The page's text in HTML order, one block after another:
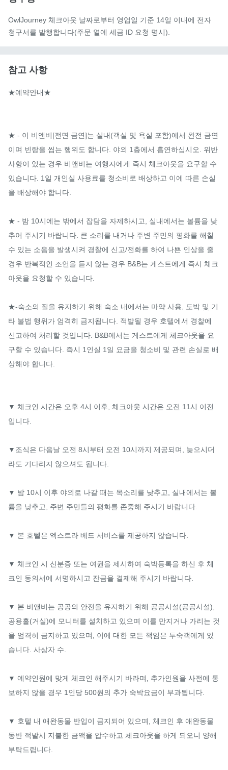
OwlJourney 체크아웃 날짜로부터 영업일 기준 14일 이내에 전자
청구서를 발행합니다(주문 열에 세금 ID 요청 명시).
참고 사항
★예약안내★
★ - 이 비앤비[전면 금연]는 실내(객실 및 욕실 포함)에서 완전 금연
이며 빈랑을 씹는 행위도 합니다. 야외 1층에서 흡연하십시오. 위반
사항이 있는 경우 비앤비는 여행자에게 즉시 체크아웃을 요구할 수
있습니다. 1일 개인실 사용료를 청소비로 배상하고 이에 따른 손실
을 배상해야 합니다.
★ - 밤 10시에는 밖에서 잡담을 자제하시고, 실내에서는 볼륨을 낮
추어 주시기 바랍니다. 큰 소리를 내거나 주변 주민의 평화를 해칠
수 있는 소음을 발생시켜 경찰에 신고/전화를 하여 나쁜 인상을 줄
경우 반복적인 조언을 듣지 않는 경우 B&B는 게스트에게 즉시 체크
아웃을 요청할 수 있습니다.
★-숙소의 질을 유지하기 위해 숙소 내에서는 마약 사용, 도박 및 기
타 불법 행위가 엄격히 금지됩니다. 적발될 경우 호텔에서 경찰에
신고하여 처리할 것입니다. B&B에서는 게스트에게 체크아웃을 요
구할 수 있습니다. 즉시 1인실 1일 요금을 청소비 및 관련 손실로 배
상해야 합니다.
▼ 체크인 시간은 오후 4시 이후, 체크아웃 시간은 오전 11시 이전
입니다.
▼조식은 다음날 오전 8시부터 오전 10시까지 제공되며, 늦으시더
라도 기다리지 않으셔도 됩니다.
▼ 밤 10시 이후 야외로 나갈 때는 목소리를 낮추고, 실내에서는 볼
륨을 낮추고, 주변 주민들의 평화를 존중해 주시기 바랍니다.
▼ 본 호텔은 엑스트라 베드 서비스를 제공하지 않습니다.
▼ 체크인 시 신분증 또는 여권을 제시하여 숙박등록을 하신 후 체
크인 동의서에 서명하시고 잔금을 결제해 주시기 바랍니다.
▼ 본 비앤비는 공공의 안전을 유지하기 위해 공공시설(공공시설),
공용홀(거실)에 모니터를 설치하고 있으며 이를 만지거나 가리는 것
을 엄격히 금지하고 있으며, 이에 대한 모든 책임은 투숙객에게 있
습니다. 사상자 수.
▼ 예약인원에 맞게 체크인 해주시기 바라며, 추가인원을 사전에 통
보하지 않을 경우 1인당 500원의 추가 숙박요금이 부과됩니다.
▼ 호텔 내 애완동물 반입이 금지되어 있으며, 체크인 후 애완동물
동반 적발시 지불한 금액을 압수하고 체크아웃을 하게 되오니 양해
부탁드립니다.